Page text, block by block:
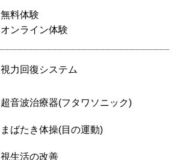
無料体験
オンライン体験
視力回復システム
超音波治療器(フタワソニック)
まばたき体操(目の運動)
視生活の改善